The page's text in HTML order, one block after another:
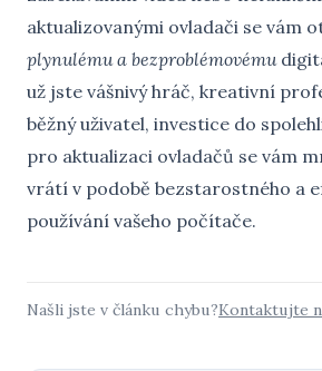
aktualizovanými ovladači se vám
plynulému a bezproblémovému
už jste vášnivý hráč, kreativní
běžný uživatel, investice do
pro aktualizaci ovladačů se vám
vrátí v podobě bezstarostného a
používání vašeho počítače.
Našli jste v článku chybu?Kontaktujte